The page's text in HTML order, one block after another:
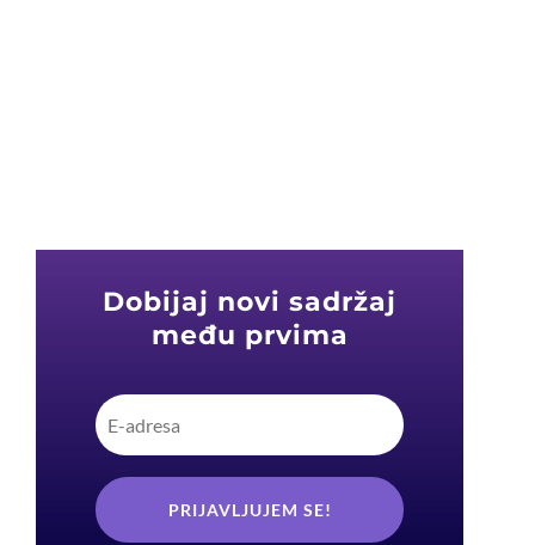
Dobijaj novi sadržaj
među prvima
PRIJAVLJUJEM SE!